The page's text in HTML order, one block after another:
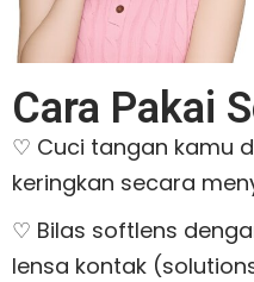
Cara Pakai
♡ Cuci tangan kamu
keringkan secara
♡ Bilas softlens
lensa kontak